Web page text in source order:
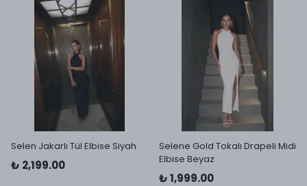
Selen Jakarlı Tül Elbise Siyah
₺ 2,199.00
Selene Gold Tokalı Drapeli Midi
Elbise Beyaz
₺ 1,999.00